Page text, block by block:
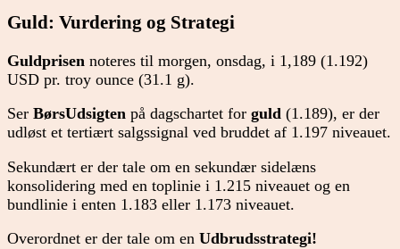
Guld: Vurdering og Strategi
Guldprisen noteres til morgen, onsdag, i 1,189 (1.192)
USD pr. troy ounce (31.1 g).
Ser BørsUdsigten på dagschartet for guld (1.189), er der
udløst et tertiært salgssignal ved bruddet af 1.197 niveauet.
Sekundært er der tale om en sekundær sidelæns
konsolidering med en toplinie i 1.215 niveauet og en
bundlinie i enten 1.183 eller 1.173 niveauet.
Overordnet er der tale om en Udbrudsstrategi!